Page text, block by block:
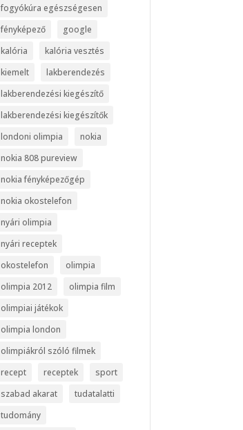
fogyókúra egészségesen
fényképező
google
kalória
kalória vesztés
kiemelt
lakberendezés
lakberendezési kiegészítő
lakberendezési kiegészítők
londoni olimpia
nokia
nokia 808 pureview
nokia fényképezőgép
nokia okostelefon
nyári olimpia
nyári receptek
okostelefon
olimpia
olimpia 2012
olimpia film
olimpiai játékok
olimpia london
olimpiákról szóló filmek
recept
receptek
sport
szabad akarat
tudatalatti
tudomány